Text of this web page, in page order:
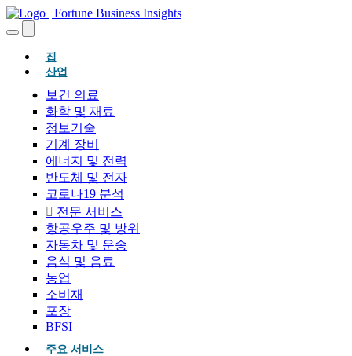
집(현재의)
산업
보건 의료
화학 및 재료
정보기술
기계 장비
에너지 및 전력
반도체 및 전자
코로나19 분석
전문 서비스
항공우주 및 방위
자동차 및 운송
음식 및 음료
농업
소비재
포장
BFSI
주요 서비스